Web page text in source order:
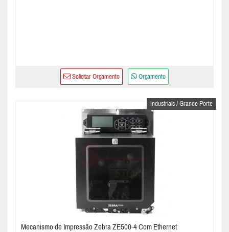
Solicitar Orçamento Orçamento
Industriais / Grande Porte
Mecanismo de Impressão Zebra ZE500-4 Com Ethernet